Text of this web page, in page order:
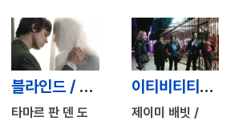
블라인드 / Blind
타마르 판 덴 도
이티비티티티 위원회 / Itty Bitty Titty Committee
제이미 배빗 /